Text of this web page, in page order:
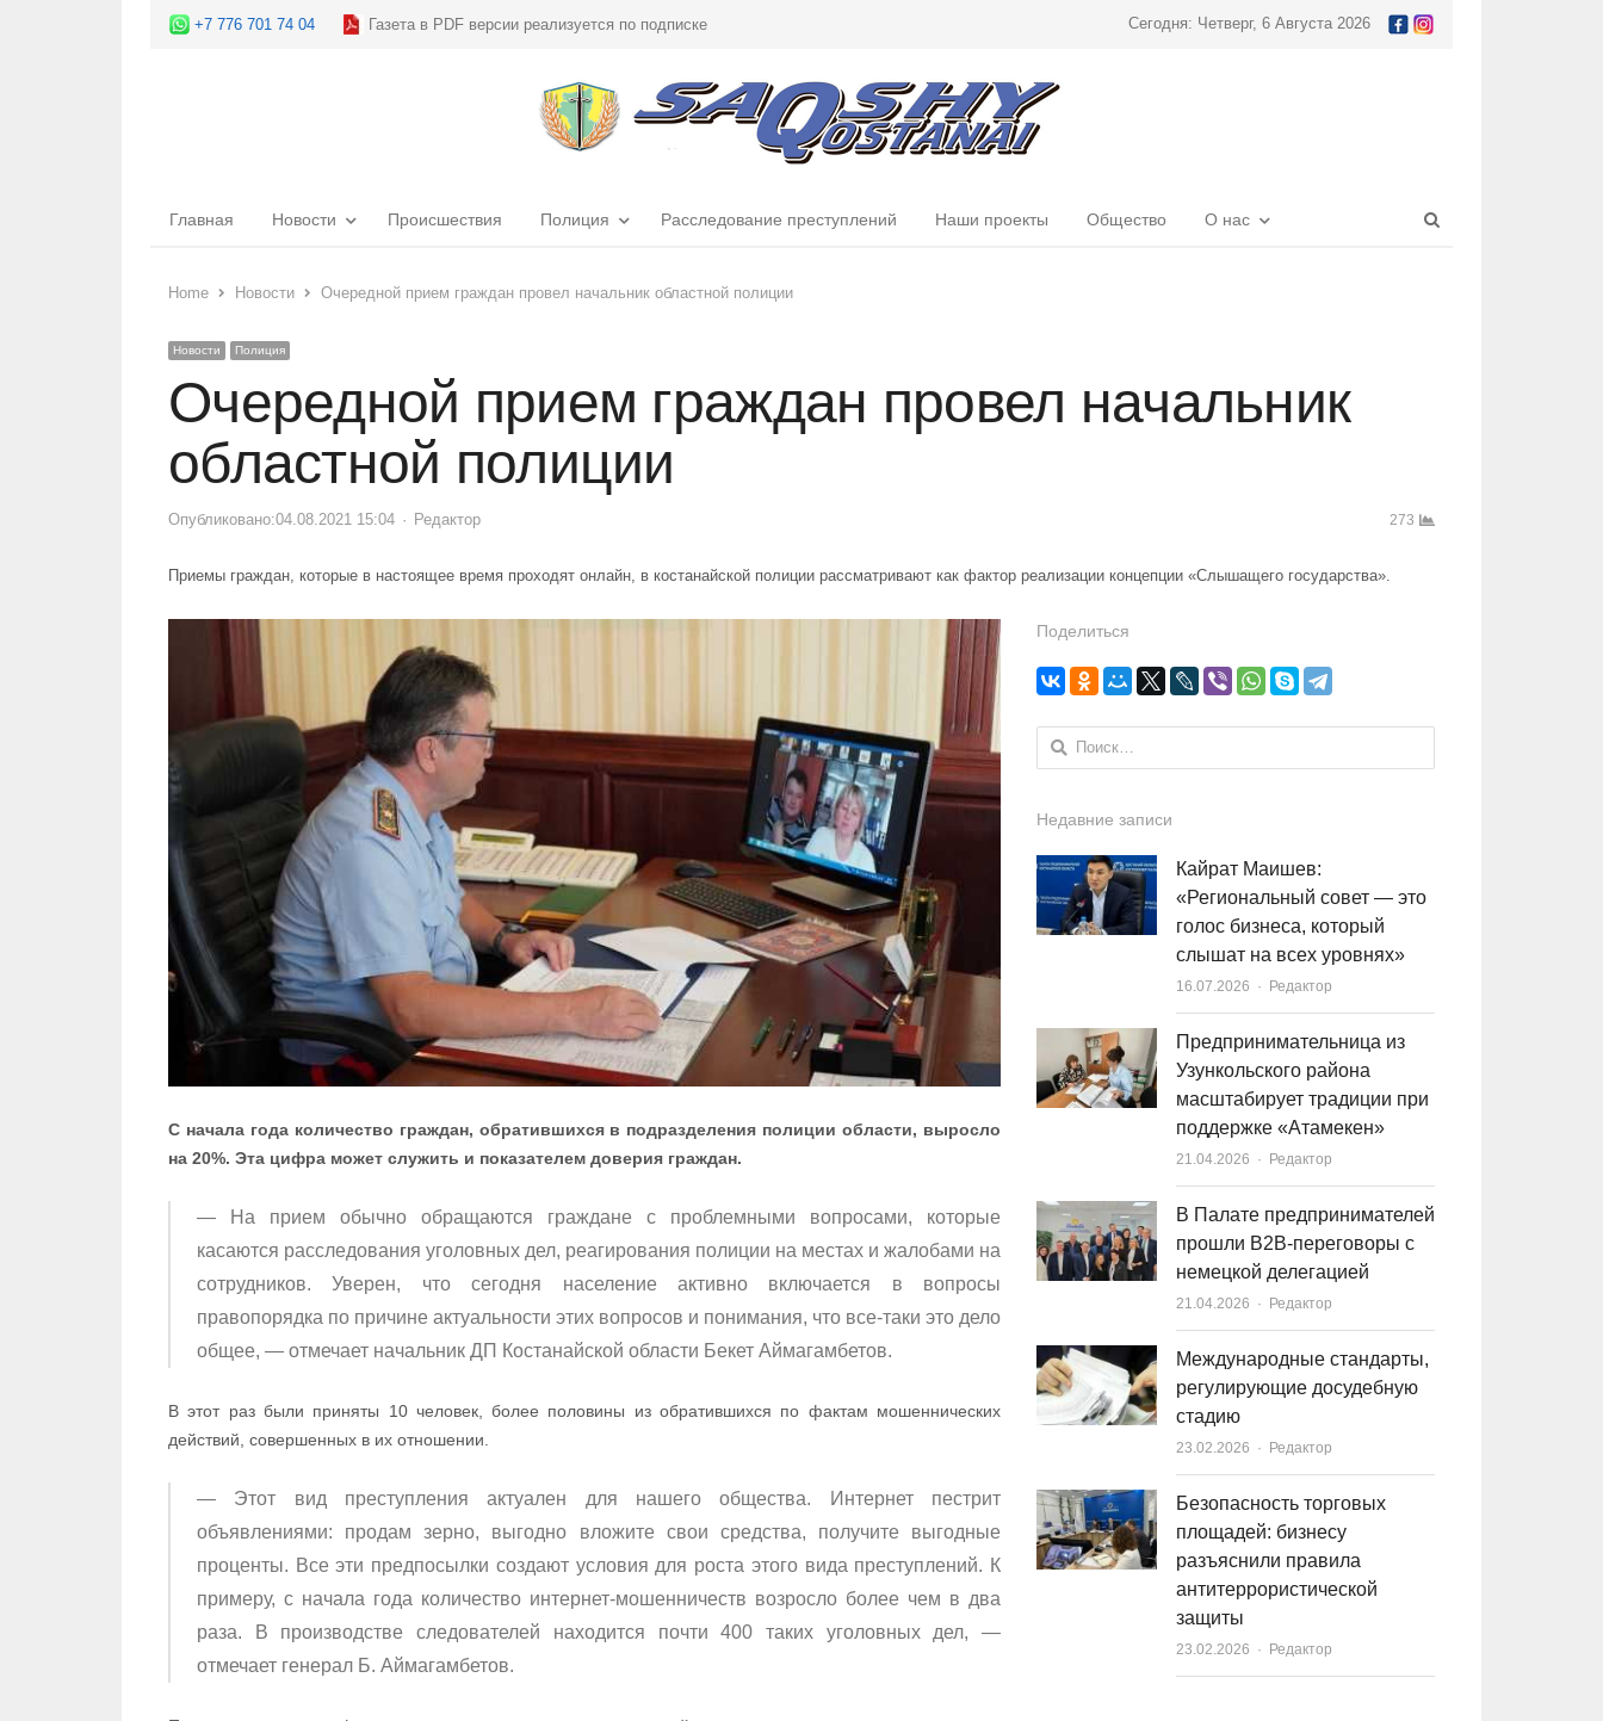
+7 776 701 74 04 Газета в PDF версии реализуется по подписке Сегодня: Четверг, 6 Августа 2026
Главная Новости Происшествия Полиция Расследование преступлений Наши проекты Общество О нас
Home
Новости Очередной прием граждан провел начальник областной полиции
Новости Полиция
Очередной прием граждан провел начальник
областной полиции
Опубликовано:04.08.2021 15:04 Author
Редактор 273
Приемы граждан, которые в настоящее время проходят онлайн, в костанайской полиции рассматривают как фактор реализации концепции «Слышащего государства».
С начала года количество граждан, обратившихся в подразделения полиции области, выросло
на 20%. Эта цифра может служить и показателем доверия граждан.
— На прием обычно обращаются граждане с проблемными вопросами, которые
касаются расследования уголовных дел, реагирования полиции на местах и жалобами на
сотрудников. Уверен, что сегодня население активно включается в вопросы
правопорядка по причине актуальности этих вопросов и понимания, что все-таки это дело
общее, — отмечает начальник ДП Костанайской области Бекет Аймагамбетов.
В этот раз были приняты 10 человек, более половины из обратившихся по фактам мошеннических
действий, совершенных в их отношении.
— Этот вид преступления актуален для нашего общества. Интернет пестрит
объявлениями: продам зерно, выгодно вложите свои средства, получите выгодные
проценты. Все эти предпосылки создают условия для роста этого вида преступлений. К
примеру, с начала года количество интернет-мошенничеств возросло более чем в два
раза. В производстве следователей находится почти 400 таких уголовных дел, —
отмечает генерал Б. Аймагамбетов.
Поделиться
Найти:
Недавние записи
Кайрат Маишев:
«Региональный совет — это
голос бизнеса, который
слышат на всех уровнях»
16.07.2026 Author
Редактор
Предпринимательница из
Узункольского района
масштабирует традиции при
поддержке «Атамекен»
21.04.2026 Author
Редактор
В Палате предпринимателей
прошли B2B-переговоры с
немецкой делегацией
21.04.2026 Author
Редактор
Международные стандарты,
регулирующие досудебную
стадию
23.02.2026 Author
Редактор
Безопасность торговых
площадей: бизнесу
разъяснили правила
антитеррористической
защиты
23.02.2026 Author
Редактор